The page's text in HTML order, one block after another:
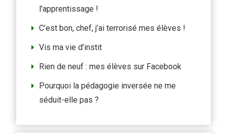
l'apprentissage !
C’est bon, chef, j’ai terrorisé mes élèves !
Vis ma vie d’instit
Rien de neuf : mes élèves sur Facebook
Pourquoi la pédagogie inversée ne me
séduit-elle pas ?